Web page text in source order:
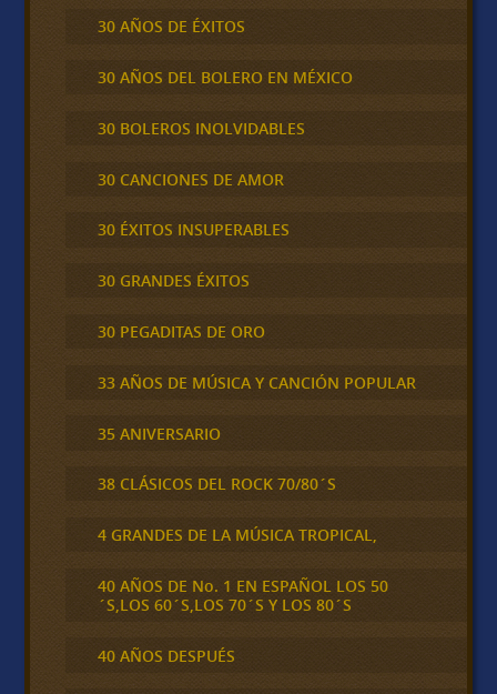
30 AÑOS DE ÉXITOS
30 AÑOS DEL BOLERO EN MÉXICO
30 BOLEROS INOLVIDABLES
30 CANCIONES DE AMOR
30 ÉXITOS INSUPERABLES
30 GRANDES ÉXITOS
30 PEGADITAS DE ORO
33 AÑOS DE MÚSICA Y CANCIÓN POPULAR
35 ANIVERSARIO
38 CLÁSICOS DEL ROCK 70/80´S
4 GRANDES DE LA MÚSICA TROPICAL,
40 AÑOS DE No. 1 EN ESPAÑOL LOS 50
´S,LOS 60´S,LOS 70´S Y LOS 80´S
40 AÑOS DESPUÉS